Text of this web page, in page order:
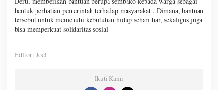
bentuk perhatian pemerintah terhadap masyarakat . Dimana, bantuan
tersebut untuk memenuhi kebutuhan hidup sehari har, sekaligus juga
bisa memperkuat solidaritas sosial.
Editor: Joel
Ikuti Kami